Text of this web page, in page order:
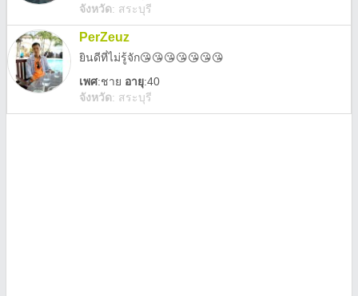
จังหวัด: สระบุรี
PerZeuz
ยินดีที่ไม่รู้จัก😘😘😘😘😘😘😘
เพศ:ชาย อายุ:40
จังหวัด: สระบุรี